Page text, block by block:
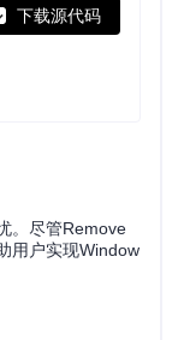
下载源代码
。尽管Remove
用户实现Window